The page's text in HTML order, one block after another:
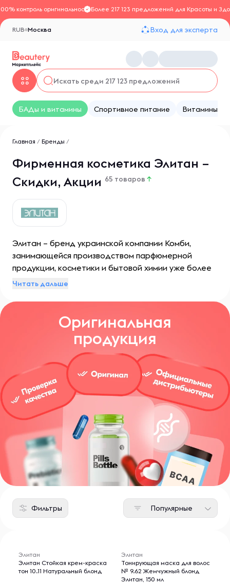
контроль оригинальностиБолее 217 123 предложений для Красоты и
Москва
RUB Вход для эксперта
БАДы и витамины Спортивное питание Витамины
Главная / Бренды /
Фирменная косметика Элитан –
Скидки, Акции 65 товаров ↑
Элитан – бренд украинской компании Комби,
занимающейся производством парфюмерной
продукции, косметики и бытовой химии уже более
20 лет. За это время она завоевала ведущее
покупателей.
Читать дальше
Оригинальная
продукция
Фильтры Популярные
Элитан
Элитан Стойкая крем-краска
тон 10.11 Натуральный блонд
Элитан
Тонирующая маска для волос
№ 9.62 Жемчужный блонд
Элитан, 150 мл